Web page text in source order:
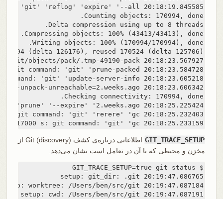
20:18:25.233159 trace.c:414             performance: 6.112217000 s: git command: 'git' 'gc'
GIT_TRACE_SETUP
اطلاعاتی درباره‌ی کشف (discovery) Git از
مخزن و محیطی که با آن در تعامل است نشان می‌دهد.
$ GIT_TRACE_SETUP=true git status